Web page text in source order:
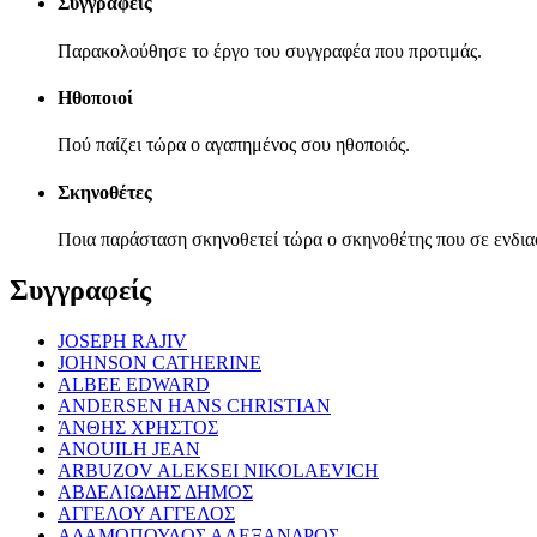
Παρακολούθησε το έργο του συγγραφέα που προτιμάς.
Ηθοποιοί
Πού παίζει τώρα ο αγαπημένος σου ηθοποιός.
Σκηνοθέτες
Ποια παράσταση σκηνοθετεί τώρα ο σκηνοθέτης που σε
Συγγραφείς
JOSEPH RAJIV
JOHNSON CATHERINE
ALBEE EDWARD
ANDERSEN HANS CHRISTIAN
ΆΝΘΗΣ ΧΡΗΣΤΟΣ
ANOUILH JEAN
ARBUZOV ALEKSEI NIKOLAEVICH
ΑΒΔΕΛΙΩΔΗΣ ΔΗΜΟΣ
ΑΓΓΕΛΟΥ ΑΓΓΕΛΟΣ